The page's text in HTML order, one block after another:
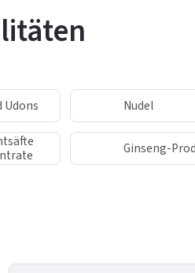
Udons Nudel
Ginseng-